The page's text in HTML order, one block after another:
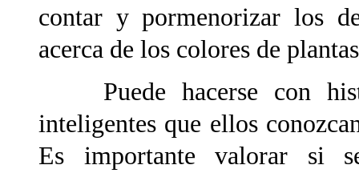
contar y pormenorizar los
acerca de los colores de
Puede hacerse con
inteligentes que ellos
Es importante valorar si